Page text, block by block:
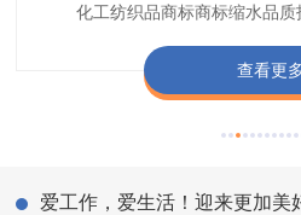
化工纺织品商标商标缩水品质
查看更
纺织品商标企业打造含油量超
查看更
色不匀品质技术问题解决方
查看更
阻燃母粒剂加工定制
查看
爱工作，爱生活！迎来更加美